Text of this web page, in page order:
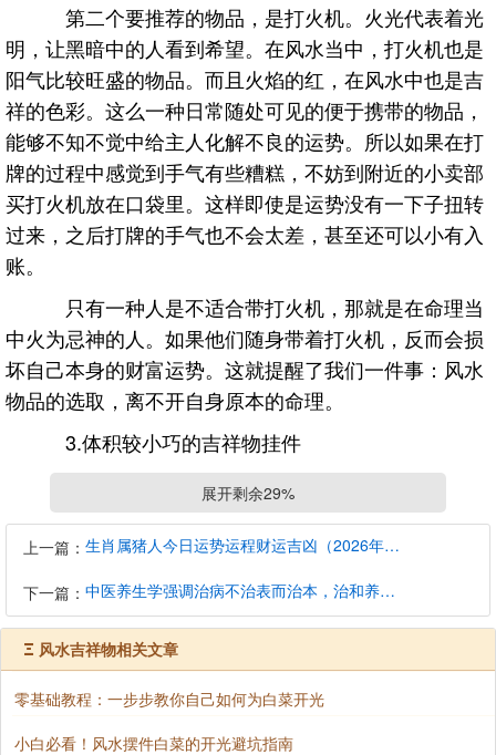
第二个要推荐的物品，是打火机。火光代表着光
明，让黑暗中的人看到希望。在风水当中，打火机也是
阳气比较旺盛的物品。而且火焰的红，在风水中也是吉
祥的色彩。这么一种日常随处可见的便于携带的物品，
能够不知不觉中给主人化解不良的运势。所以如果在打
牌的过程中感觉到手气有些糟糕，不妨到附近的小卖部
买打火机放在口袋里。这样即使是运势没有一下子扭转
过来，之后打牌的手气也不会太差，甚至还可以小有入
账。
只有一种人是不适合带打火机，那就是在命理当
中火为忌神的人。如果他们随身带着打火机，反而会损
坏自己本身的财富运势。这就提醒了我们一件事：风水
物品的选取，离不开自身原本的命理。
3.体积较小巧的吉祥物挂件
还有一个比较推荐的，就是体积较小巧的吉祥物
挂件，可以是貔貅、本命佛、我国结等等，一方面催旺
自身的运势，另一方面也能够旺财。吉祥物的挂件样式
种类繁多，可以满足不同的爱好和需求。只需要这么一
件小摆设，就可以增强自身的正能量，将消极的运势转
变为积极的磁场。周围环境风水对人是有直接影响的，
这个人本身的手气自然就能够提高了。把这样一个小物
品佩戴在身上，也可以吸收周围积极有力的能量，牌桌
上对手的气场自然不如你强大。如果气势上输了一招，
展开剩余29%
上一篇： 生肖属猪人今日运势运程财运吉凶（2026年8月7日）详解查询
下一篇： 中医养生学强调治病不治表而治本，治和养兼顾是有必要的
Ξ 风水吉祥物相关文章
零基础教程：一步步教你自己如何为白菜开光
小白必看！风水摆件白菜的开光避坑指南